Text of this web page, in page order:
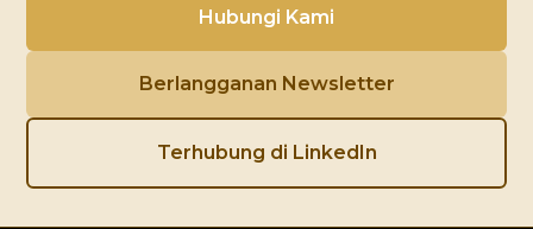
Hubungi Kami
Berlangganan Newsletter
Terhubung di LinkedIn